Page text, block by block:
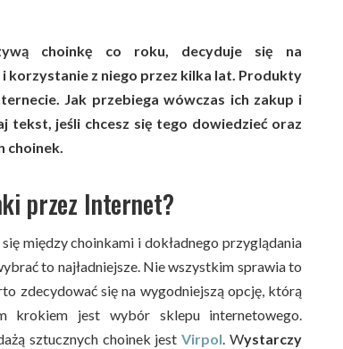
choinkę co roku, decyduje się na
korzystanie z niego przez kilka lat. Produkty
Jak przebiega wówczas ich zakup i
tekst, jeśli chcesz się tego dowiedzieć oraz
choinek.
przez Internet?
między choinkami i dokładnego przyglądania
to najładniejsze. Nie wszystkim sprawia to
zdecydować się na wygodniejszą opcję, którą
krokiem jest wybór sklepu internetowego.
sztucznych choinek jestVirpol. Wystarczy